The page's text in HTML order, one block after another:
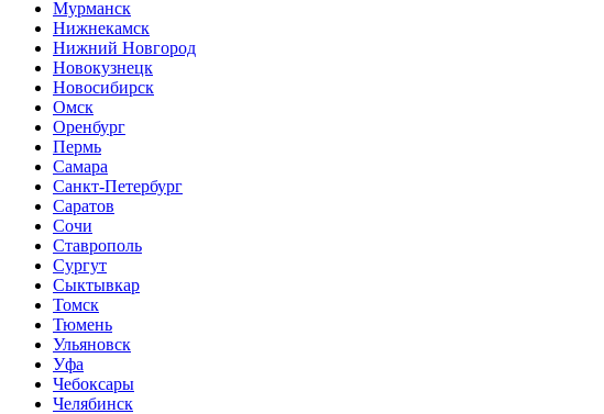
Мурманск
Нижнекамск
Нижний Новгород
Новокузнецк
Новосибирск
Омск
Оренбург
Пермь
Самара
Санкт-Петербург
Саратов
Сочи
Ставрополь
Сургут
Сыктывкар
Томск
Тюмень
Ульяновск
Уфа
Чебоксары
Челябинск